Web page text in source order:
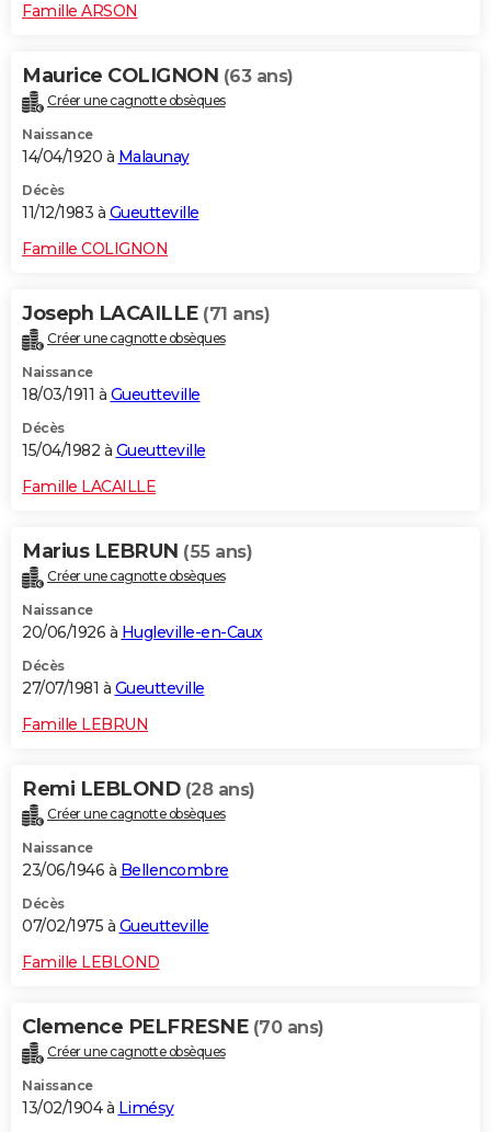
Famille ARSON
Maurice COLIGNON (63 ans)
Créer une cagnotte obsèques
Naissance
14/04/1920 à Malaunay
Décès
11/12/1983 à Gueutteville
Famille COLIGNON
Joseph LACAILLE (71 ans)
Créer une cagnotte obsèques
Naissance
18/03/1911 à Gueutteville
Décès
15/04/1982 à Gueutteville
Famille LACAILLE
Marius LEBRUN (55 ans)
Créer une cagnotte obsèques
Naissance
20/06/1926 à Hugleville-en-Caux
Décès
27/07/1981 à Gueutteville
Famille LEBRUN
Remi LEBLOND (28 ans)
Créer une cagnotte obsèques
Naissance
23/06/1946 à Bellencombre
Décès
07/02/1975 à Gueutteville
Famille LEBLOND
Clemence PELFRESNE (70 ans)
Créer une cagnotte obsèques
Naissance
13/02/1904 à Limésy